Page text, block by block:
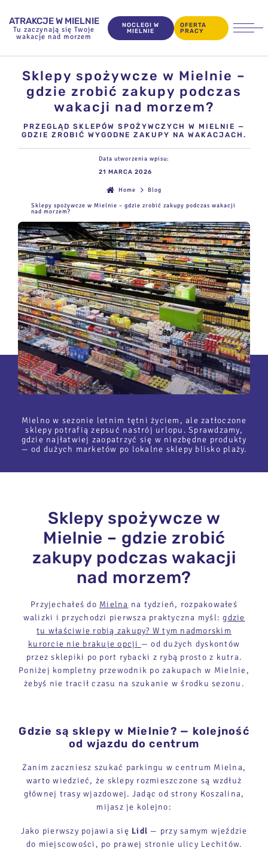
ATRAKCJE W MIELNIE
Tu zaczynają się Twoje
wakacje nad morzem
NOCLEGI W
MIELNIE
OFERTA
PRACY
Sklepy spożywcze w Mielnie –
gdzie zrobić zakupy podczas
wakacji nad morzem?
PRZEGLĄD SKLEPÓW SPOŻYWCZYCH W MIELNIE —
GDZIE ZROBIĆ WYGODNE ZAKUPY NA WAKACJACH.
21 MARCA 2026
Data utworzenia wpisu:
Home Blog
Sklepy spożywcze w Mielnie – gdzie zrobić zakupy podczas wakacji
nad morzem?
Mielno w sezonie letnim tętni życiem, ale zatłoczone
sklepy potrafią zepsuć nastrój urlopu. Sprawdzamy,
gdzie najłatwiej zaopatrzyć się w niezbędne produkty
— od dużych marketów po lokalne sklepy blisko plaży.
Sklepy spożywcze w
Mielnie – gdzie zrobić
zakupy podczas wakacji
nad morzem?
Przyjechałeś do Mielna na tydzień, rozpakowałeś
walizki i przychodzi pierwsza praktyczna myśl:gdzie
tu właściwie robią zakupy? W tym nadmorskim
kurorcie nie brakuje opcji — od dużych dyskontów
przez sklepiki po port rybacki z rybą prosto z kutra.
Poniżej kompletny przewodnik po zakupach w Mielnie,
żebyś nie tracił czasu na szukanie w środku sezonu.
Gdzie są sklepy w Mielnie? — kolejność
od wjazdu do centrum
Zanim zaczniesz szukać parkingu w centrum Mielna,
warto wiedzieć, że sklepy rozmieszczone są wzdłuż
głównej trasy wjazdowej. Jadąc od strony Koszalina,
mijasz je kolejno:
Jako pierwszy pojawia się Lidl — przy samym wjeździe
do miejscowości, po prawej stronie ulicy Lechitów.